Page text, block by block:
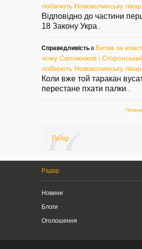
лобіюють Нововолинську
Відповідно до частини
18 Закону Укра
Справедливість в Битва за
чому Сапожніков і
лобіюють Нововолинську
Коли вже той таракан
перестане пхати палки
Радар
Радар
Новини
Блоги
Оголошення